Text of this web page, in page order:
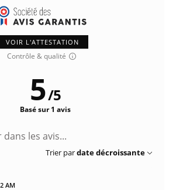
VOIR L'ATTESTATION
Contrôle & qualité
5/5
Basé sur 1 avis
Trier pardate décroissante
AM